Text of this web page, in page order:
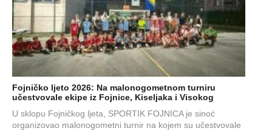
Fojničko ljeto 2026: Na malonogometnom turniru
učestvovale ekipe iz Fojnice, Kiseljaka i Visokog
U sklopu Fojničkog ljeta, SPORTIK FOJNICA je sinoć
organizovao malonogometni turnir na kojem su učestvovale